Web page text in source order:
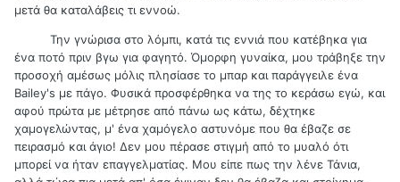
μετά θα καταλάβεις τι εννοώ.
Την γνώρισα στο λόμπι, κατά τις εννιά που κατέβηκα για
ένα ποτό πριν βγω για φαγητό. Όμορφη γυναίκα, μου τράβηξε την
προσοχή αμέσως μόλις πλησίασε το μπαρ και παράγγειλε ένα
Bailey's με πάγο. Φυσικά προσφέρθηκα να της το κεράσω εγώ, και
αφού πρώτα με μέτρησε από πάνω ως κάτω, δέχτηκε
χαμογελώντας, μ' ένα χαμόγελο αστυνόμε που θα έβαζε σε
πειρασμό και άγιο! Δεν μου πέρασε στιγμή από το μυαλό ότι
μπορεί να ήταν επαγγελματίας. Μου είπε πως την λένε Τάνια,